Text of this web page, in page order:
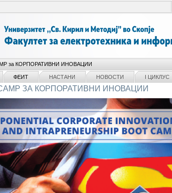
за КОРПОРАТИВНИ ИНОВАЦИИ
ФЕИТ НАСТАНИ НОВОСТИ I ЦИКЛУС
CAMP ЗА КОРПОРАТИВНИ ИНОВАЦИИ